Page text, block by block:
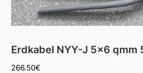
Erdkabel NYY-J 5×6 qmm
266.50€